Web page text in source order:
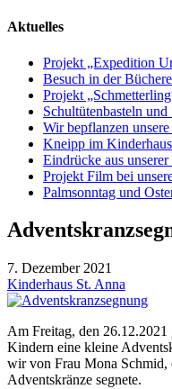
Aktuelles
Projekt „Expedition
Besuch in der
Projekt
Schultütenbasteln
Wir bepflanzen
Kneipp im Kinderhaus
Eindrücke aus
Projekt Film bei
Palmsonntag und
7. Dezember 2021
Kinderhaus St. Anna
Am Freitag, den 26.12.2021
Kindern eine kleine
wir von Frau Mona Schmid,
Adventskränze segnete.